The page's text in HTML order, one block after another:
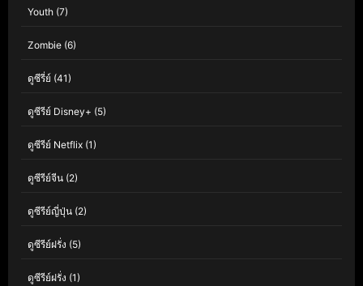
Youth (7)
Zombie (6)
ดูซีรี่ย์ (41)
ดูซีรีย์ Disney+ (5)
ดูซีรีย์ Netflix (1)
ดูซีรีย์จีน (2)
ดูซีรีย์ญี่ปุ่น (2)
ดูซีรีย์ฝรั่ง (5)
ดูซีรีย์ฝรั่ง (1)